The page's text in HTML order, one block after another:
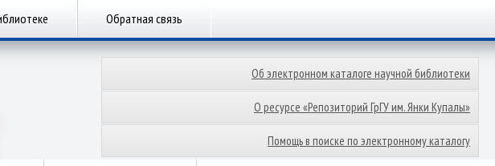
Обратная связь
Об электронном каталоге научной библиотеки
О ресурсе «Репозиторий ГрГУ им. Янки Купалы»
Помощь в поиске по электронному каталогу